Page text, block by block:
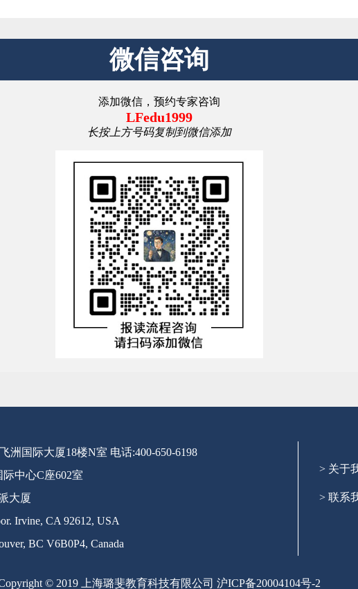
微信咨询
添加微信，预约专家咨询
LFedu1999
长按上方号码复制到微信添加
洲国际大厦18楼N室 电话:400-650-6198
中心C座602室
大厦
Irvine, CA 92612, USA
BC V6B0P4, Canada
> 关于
> 联系
© 2019 上海璐斐教育科技有限公司 沪ICP备20004104号-2